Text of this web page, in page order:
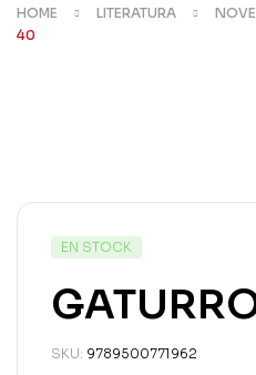
HOME LITERATURA
40
EN STOCK
SKU: 9789500771962